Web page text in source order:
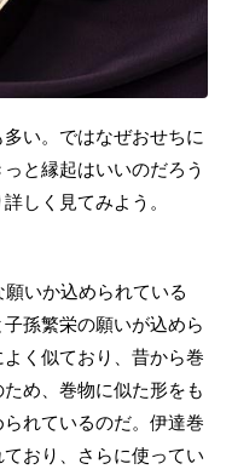
い。ではなぜおせちに
と縁起はいいのだろう
しく見てみよう。
いか込められている
孫繁栄の願いが込めら
く似ており、昔から巻
め、巻物に似た形をも
れているのだ。伊達巻
おり、さらに使ってい